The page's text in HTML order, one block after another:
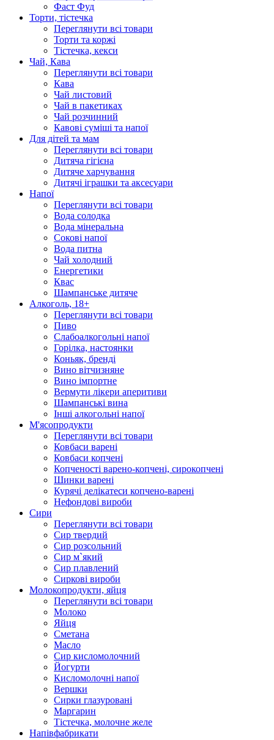
Фаст Фуд
Торти, тістечка
Переглянути всі товари
Торти та коржі
Тістечка, кекси
Чай, Кава
Переглянути всі товари
Кава
Чай листовий
Чай в пакетиках
Чай розчинний
Кавові суміші та напої
Для дітей та мам
Переглянути всі товари
Дитяча гігієна
Дитяче харчування
Дитячі іграшки та аксесуари
Напої
Переглянути всі товари
Вода солодка
Вода мінеральна
Сокові напої
Вода питна
Чай холодний
Енергетики
Квас
Шампанське дитяче
Алкоголь, 18+
Переглянути всі товари
Пиво
Слабоалкогольні напої
Горілка, настоянки
Коньяк, бренді
Вино вітчизняне
Вино імпортне
Вермути лікери аперитиви
Шампанські вина
Інші алкогольні напої
М'ясопродукти
Переглянути всі товари
Ковбаси варені
Ковбаси копчені
Копченості варено-копчені, сирокопчені
Шинки варені
Курячі делікатеси копчено-варені
Нефондові вироби
Сири
Переглянути всі товари
Сир твердий
Сир розсольний
Сир м`який
Сир плавлений
Сиркові вироби
Молокопродукти, яйця
Переглянути всі товари
Молоко
Яйця
Сметана
Масло
Сир кисломолочний
Йогурти
Кисломолочні напої
Вершки
Сирки глазуровані
Маргарин
Тістечка, молочне желе
Напівфабрикати